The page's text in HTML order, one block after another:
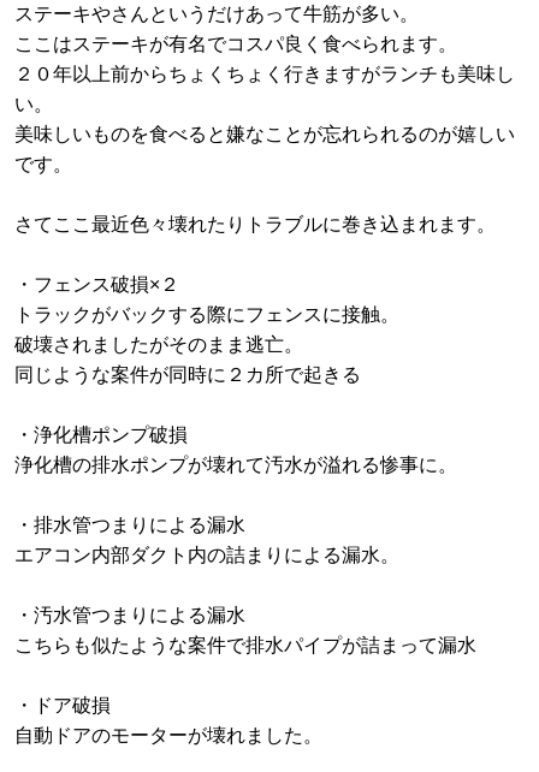
ステーキやさんというだけあって牛筋が多い。
ここはステーキが有名でコスパ良く食べられます。
２０年以上前からちょくちょく行きますがランチも美味し
い。
美味しいものを食べると嫌なことが忘れられるのが嬉しい
です。
さてここ最近色々壊れたりトラブルに巻き込まれます。
・フェンス破損×２
トラックがバックする際にフェンスに接触。
破壊されましたがそのまま逃亡。
同じような案件が同時に２カ所で起きる
・浄化槽ポンプ破損
浄化槽の排水ポンプが壊れて汚水が溢れる惨事に。
・排水管つまりによる漏水
エアコン内部ダクト内の詰まりによる漏水。
・汚水管つまりによる漏水
こちらも似たような案件で排水パイプが詰まって漏水
・ドア破損
自動ドアのモーターが壊れました。